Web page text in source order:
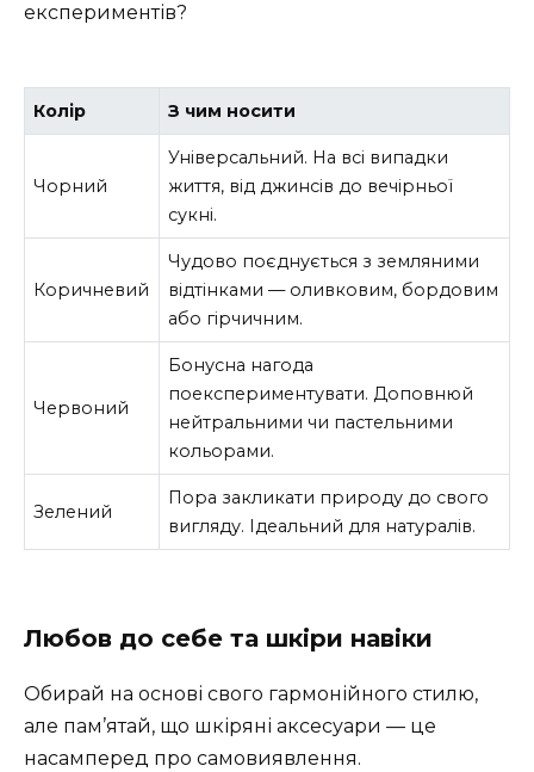
експериментів?
Колір З чим носити
Чорний
Універсальний. На всі випадки
життя, від джинсів до вечірньої
сукні.
Коричневий
Чудово поєднується з земляними
відтінками — оливковим, бордовим
або гірчичним.
Червоний
Бонусна нагода
поекспериментувати. Доповнюй
нейтральними чи пастельними
кольорами.
Зелений
Пора закликати природу до свого
вигляду. Ідеальний для натуралів.
Любов до себе та шкіри навіки
Обирай на основі свого гармонійного стилю,
але пам’ятай, що шкіряні аксесуари — це
насамперед про самовиявлення.